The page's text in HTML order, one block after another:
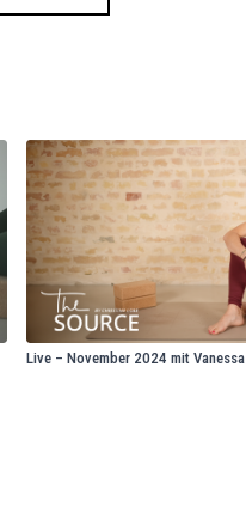
Live – November 2024 mit Vanessa